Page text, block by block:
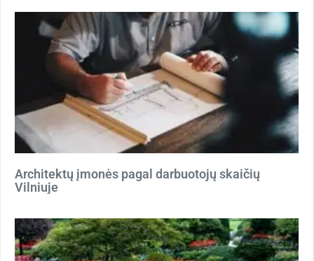
Architektų įmonės pagal darbuotojų skaičių
Vilniuje